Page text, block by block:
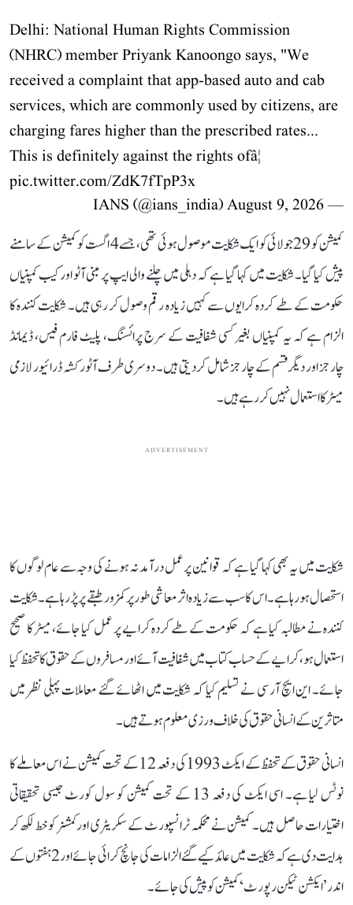
Delhi: National Human Rights Commission
(NHRC) member Priyank Kanoongo says, "We
received a complaint that app-based auto and cab
services, which are commonly used by citizens, are
charging fares higher than the prescribed rates...
This is definitely against the rights ofâ¦
pic.twitter.com/ZdK7fTpP3x
— IANS (@ians_india)
August 9, 2026
کمیشن کو 29 جولائی کو ایک شکایت موصول ہوئی تھی، جسے 4 اگست کو کمیشن کے سامنے
پیش کیا گیا۔ شکایت میں کہا گیا ہے کہ دہلی میں چلنے والی ایپ پر مبنی آٹو اور کیب کمپنیاں
حکومت کے طے کردہ کرایوں سے کہیں زیادہ رقم وصول کر رہی ہیں۔ شکایت کنندہ کا
الزام ہے کہ یہ کمپنیاں بغیر کسی شفافیت کے سرج پرائسنگ، پلیٹ فارم فیس، ڈیمانڈ
چارجز اور دیگر قسم کے چارجز شامل کر دیتی ہیں۔ دوسری طرف آٹو رکشہ ڈرائیور لازمی
میٹر کا استعمال نہیں کر رہے ہیں۔
ADVERTISEMENT
شکایت میں یہ بھی کہا گیا ہے کہ قوانین پر عمل درآمد نہ ہونے کی وجہ سے عام لوگوں کا
استحصال ہو رہا ہے۔ اس کا سب سے زیادہ اثر معاشی طور پر کمزور طبقے پر پڑ رہا ہے۔ شکایت
کنندہ نے مطالبہ کیا ہے کہ حکومت کے طے کردہ کرایے پر عمل کیا جائے، میٹر کا صحیح
استعمال ہو، کرایے کے حساب کتاب میں شفافیت آئے اور مسافروں کے حقوق کا تحفظ کیا
جائے۔ این ایچ آر سی نے تسلیم کیا کہ شکایت میں اٹھائے گئے معاملات پہلی نظر میں
متاثرین کے انسانی حقوق کی خلاف ورزی معلوم ہوتے ہیں۔
انسانی حقوق کے تحفظ کے ایکٹ 1993 کی دفعہ 12 کے تحت کمیشن نے اس معاملے کا
نوٹس لیا ہے۔ اسی ایکٹ کی دفعہ 13 کے تحت کمیشن کو سول کورٹ جیسی تحقیقاتی
اختیارات حاصل ہیں۔ کمیشن نے محکمہ ٹرانسپورٹ کے سکریٹری اور کمشنر کو خط لکھ کر
ہدایت دی ہے کہ شکایت میں عائد کیے گئے الزامات کی جانچ کرائی جائے اور 2 ہفتوں کے
اندر ’ایکشن ٹیکن رپورٹ‘ کمیشن کو پیش کی جائے۔